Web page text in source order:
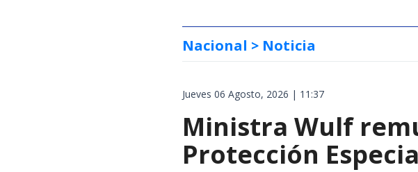
Nacional > Noticia
Jueves 06 Agosto, 2026 | 11:37
Ministra Wulf
Protección